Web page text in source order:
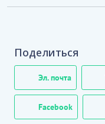
Поделиться
Эл. почта
Facebook